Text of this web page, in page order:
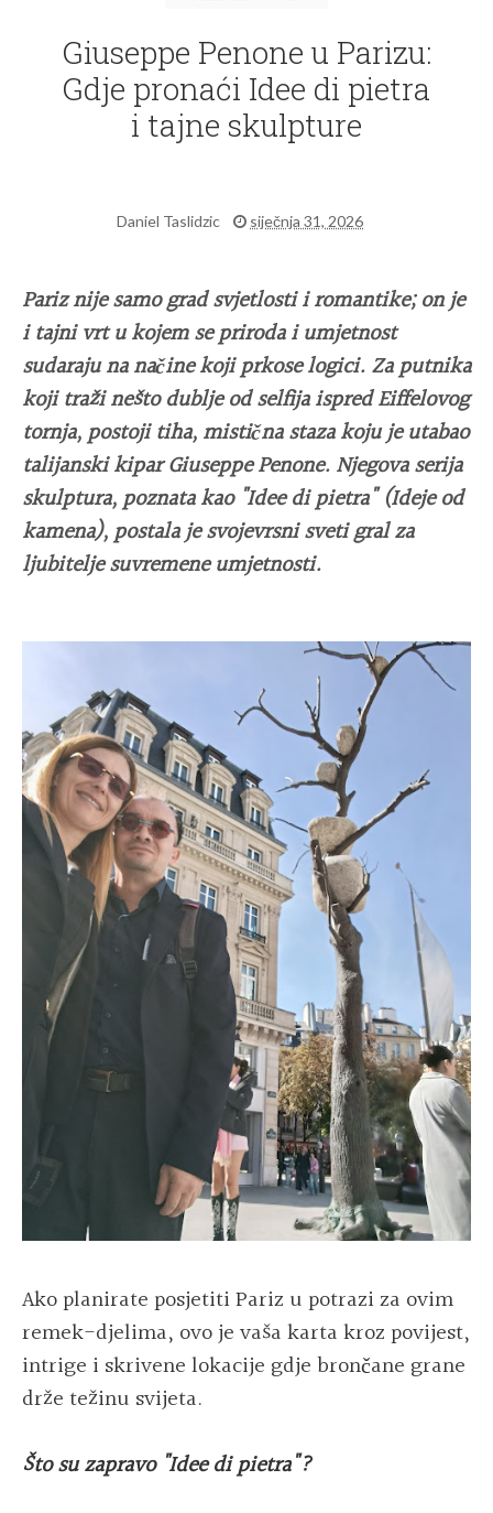
Giuseppe Penone u Parizu:
Gdje pronaći Idee di pietra
i tajne skulpture
Daniel Taslidzic siječnja 31, 2026
Pariz nije samo grad svjetlosti i romantike; on je
i tajni vrt u kojem se priroda i umjetnost
sudaraju na načine koji prkose logici. Za putnika
koji traži nešto dublje od selfija ispred Eiffelovog
tornja, postoji tiha, mistična staza koju je utabao
talijanski kipar Giuseppe Penone. Njegova serija
skulptura, poznata kao "Idee di pietra" (Ideje od
kamena), postala je svojevrsni sveti gral za
ljubitelje suvremene umjetnosti.
Ako planirate posjetiti Pariz u potrazi za ovim
remek-djelima, ovo je vaša karta kroz povijest,
intrige i skrivene lokacije gdje brončane grane
drže težinu svijeta.
Što su zapravo "Idee di pietra"?